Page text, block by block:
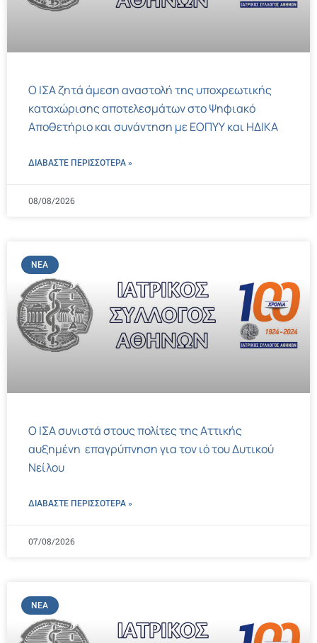
Ο ΙΣΑ ζητά άμεση αναστολή της υποχρεωτικής
καταχώρισης αποτελεσμάτων στο Ψηφιακό
Αποθετήριο και συνάντηση με ΕΟΠΥΥ και ΗΔΙΚΑ
ΔΙΑΒΑΣΤΕ ΠΕΡΙΣΣΌΤΕΡΑ »
08/08/2026
ΝΈΑ
Ο ΙΣΑ συνιστά στους πολίτες της Αττικής
αυξημένη επαγρύπνηση για τον ιό του Δυτικού
Νείλου
ΔΙΑΒΑΣΤΕ ΠΕΡΙΣΣΌΤΕΡΑ »
07/08/2026
ΝΈΑ